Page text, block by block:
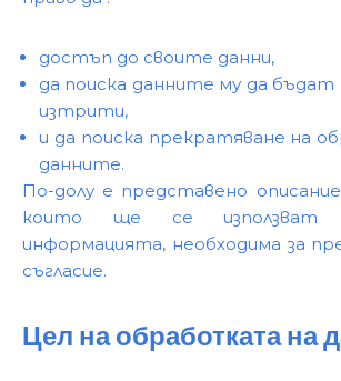
достъп до своите данни,
да поиска данните му да бъдат
изтрити,
и да поиска прекратяване на
данните.
По-долу е представено
които ще се използват
информацията, необходима за
съгласие.
Цел на обработката на